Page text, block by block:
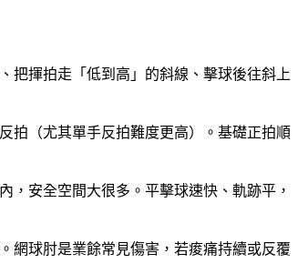
把揮拍走「低到高」的斜線、擊球後往斜上
拍（尤其單手反拍難度更高）。基礎正拍順
，安全空間大很多。平擊球速快、軌跡平，
網球肘是業餘常見傷害，若痠痛持續或反覆